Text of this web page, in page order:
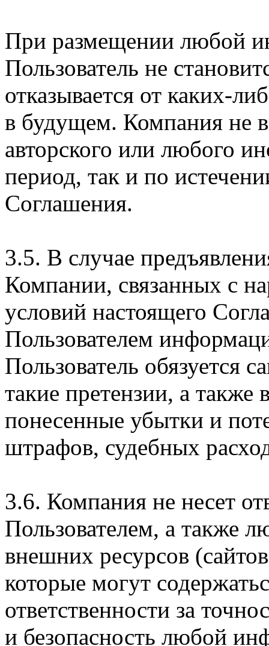
При размещении любой
Пользователь не
отказывается от каких-
в будущем. Компания не
авторского или любого
период, так и по
Соглашения.
3.5. В случае
Компании, связанных с
условий настоящего
Пользователем
Пользователь обязуется
такие претензии, а также
понесенные убытки и
штрафов, судебных
3.6. Компания не несет
Пользователем, а также
внешних ресурсов
которые могут
ответственности за
и безопасность любой